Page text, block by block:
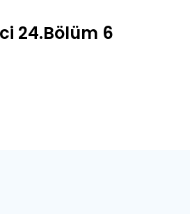
24.Bölüm 6